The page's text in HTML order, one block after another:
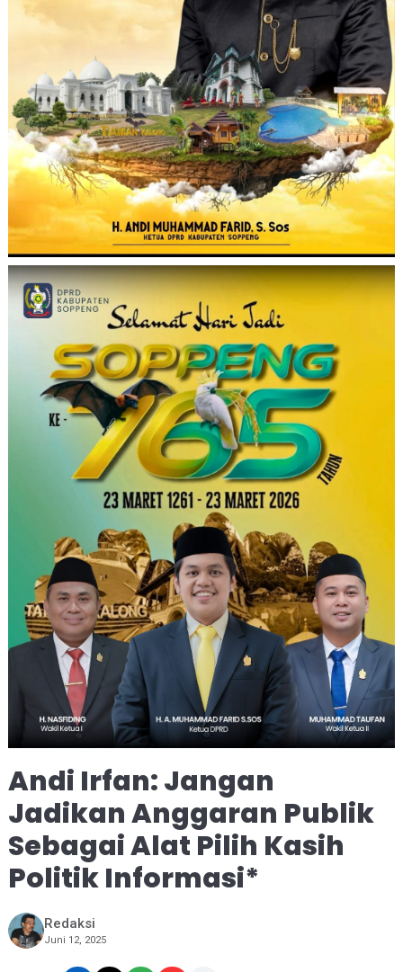
Andi Irfan: Jangan
Jadikan Anggaran Publik
Sebagai Alat Pilih Kasih
Politik Informasi*
Redaksi
Juni 12, 2025